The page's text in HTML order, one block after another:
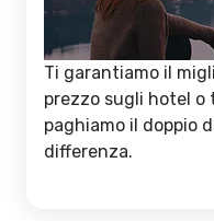
Ti garantiamo il
prezzo sugli hotel o
paghiamo il doppio
differenza.